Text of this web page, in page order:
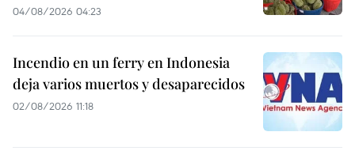
04/08/2026 04:23
Incendio en un ferry en Indonesia
deja varios muertos y desaparecidos
02/08/2026 11:18